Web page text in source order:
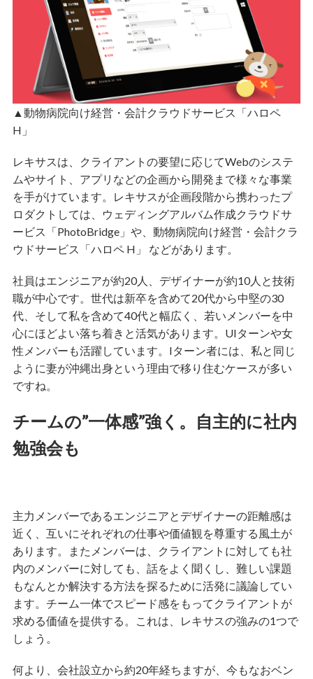
▲動物病院向け経営・会計クラウドサービス「ハロペ
H」
レキサスは、クライアントの要望に応じてWebのシステ
ムやサイト、アプリなどの企画から開発まで様々な事業
を手がけています。レキサスが企画段階から携わったプ
ロダクトしては、ウェディングアルバム作成クラウドサ
ービス「PhotoBridge」や、動物病院向け経営・会計クラ
ウドサービス「ハロペ H」 などがあります。
社員はエンジニアが約20人、デザイナーが約10人と技術
職が中心です。世代は新卒を含めて20代から中堅の30
代、そして私を含めて40代と幅広く、若いメンバーを中
心にほどよい落ち着きと活気があります。UIターンや女
性メンバーも活躍しています。Iターン者には、私と同じ
ように妻が沖縄出身という理由で移り住むケースが多い
ですね。
チームの”一体感”強く。自主的に社内
勉強会も
主力メンバーであるエンジニアとデザイナーの距離感は
近く、互いにそれぞれの仕事や価値観を尊重する風土が
あります。またメンバーは、クライアントに対しても社
内のメンバーに対しても、話をよく聞くし、難しい課題
もなんとか解決する方法を探るために活発に議論してい
ます。チーム一体でスピード感をもってクライアントが
求める価値を提供する。これは、レキサスの強みの1つで
しょう。
何より、会社設立から約20年経ちますが、今もなおベン